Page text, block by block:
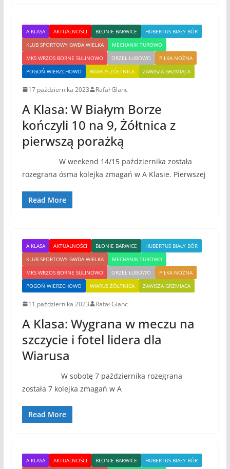
A KLASA AKTUALNOŚCI BŁONIE BARWICE
HUBERTUS BIAŁY BÓR
KLUB SPORTOWY GWDA WIELKA
MECHANIK TUROWO
MKS WRZOS BORNE SULINOWO
ORZEŁ ŁUBOWO
PIŁKA NOŻNA
POGOŃ WIERZCHOWO
WIARUS ŻÓŁTNICA ZAWISZA GRZMIĄCA
17 października 2023 Rafał Glanc
A Klasa: W Białym Borze
kończyli 10 na 9, Żółtnica z
pierwszą porażką
W weekend 14/15 października została
rozegrana ósma kolejka zmagań w A Klasie. Pierwszej
Read More
A KLASA AKTUALNOŚCI BŁONIE BARWICE
HUBERTUS BIAŁY BÓR
KLUB SPORTOWY GWDA WIELKA
MECHANIK TUROWO
MKS WRZOS BORNE SULINOWO
ORZEŁ ŁUBOWO
PIŁKA NOŻNA
POGOŃ WIERZCHOWO
WIARUS ŻÓŁTNICA ZAWISZA GRZMIĄCA
11 października 2023 Rafał Glanc
A Klasa: Wygrana w meczu na
szczycie i fotel lidera dla
Wiarusa
W sobotę 7 października rozegrana
została 7 kolejka zmagań w A
Read More
A KLASA AKTUALNOŚCI BŁONIE BARWICE
HUBERTUS BIAŁY BÓR